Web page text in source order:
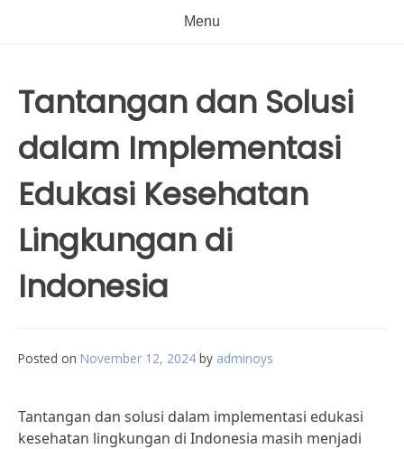
Menu
Tantangan dan Solusi
dalam Implementasi
Edukasi Kesehatan
Lingkungan di
Indonesia
Posted on November 12, 2024 by adminoys
Tantangan dan solusi dalam implementasi edukasi
kesehatan lingkungan di Indonesia masih menjadi